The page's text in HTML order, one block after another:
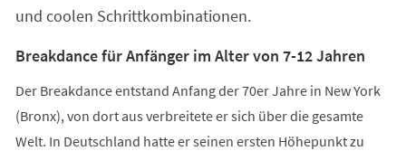
und coolen Schrittkombinationen.
Breakdance für Anfänger im Alter von 7-12 Jahren
Der Breakdance entstand Anfang der 70er Jahre in New York
(Bronx), von dort aus verbreitete er sich über die gesamte
Welt. In Deutschland hatte er seinen ersten Höhepunkt zu